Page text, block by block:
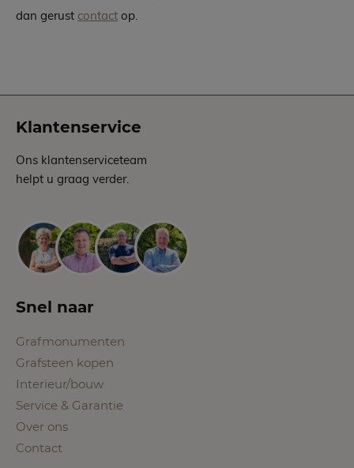
dan gerust contact op.
Klantenservice
Ons klantenserviceteam
helpt u graag verder.
Snel naar
Grafmonumenten
Grafsteen kopen
Interieur/bouw
Service & Garantie
Over ons
Contact